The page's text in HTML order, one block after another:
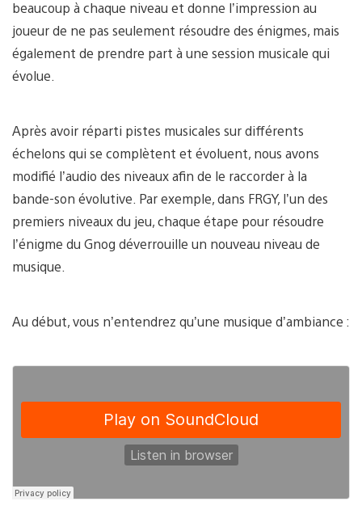
beaucoup à chaque niveau et donne l’impression au
joueur de ne pas seulement résoudre des énigmes, mais
également de prendre part à une session musicale qui
évolue.
Après avoir réparti pistes musicales sur différents
échelons qui se complètent et évoluent, nous avons
modifié l’audio des niveaux afin de le raccorder à la
bande-son évolutive. Par exemple, dans FRGY, l’un des
premiers niveaux du jeu, chaque étape pour résoudre
l’énigme du Gnog déverrouille un nouveau niveau de
musique.
Au début, vous n’entendrez qu’une musique d’ambiance :